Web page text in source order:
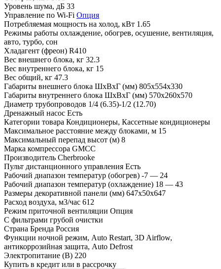
Уровень шума, дБ 33
Управление по Wi-Fi Опция
Потребляемая мощность на холод, кВт 1.65
Режимы работы охлаждение, обогрев, осушение, вентиляция,
авто, турбо, сон
Хладагент (фреон) R410
Вес внешнего блока, кг 32.3
Вес внутреннего блока, кг 15
Вес общий, кг 47.3
Габариты внешнего блока ШхВхГ (мм) 805x554x330
Габариты внутреннего блока ШхВхГ (мм) 570x260x570
Диаметр трубопроводов 1/4 (6.35)-1/2 (12.70)
Дренажный насос Есть
Категории товара Кондиционеры, Кассетные кондиционеры
Максимальное расстояние между блоками, м 15
Максимальный перепад высот (м) 8
Марка компрессора GMCC
Производитель Cherbrooke
Пульт дистанционного управления Есть
Рабочий диапазон температур (обогрев) -7 — 24
Рабочий диапазон температур (охлаждение) 18 — 43
Размеры декоративной панели (мм) 647x50x647
Расход воздуха, м3/час 612
Режим приточной вентиляции Опция
С фильтрами грубой очистки
Страна Бренда Россия
Функции ночной режим, Auto Restart, 3D Airflow,
антикоррозийная защита, Auto Defrost
Электропитание (В) 220
Купить в кредит или в рассрочку